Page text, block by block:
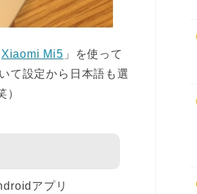
Xiaomi Mi5 」を使って
て設定から日本語も選
アプリ